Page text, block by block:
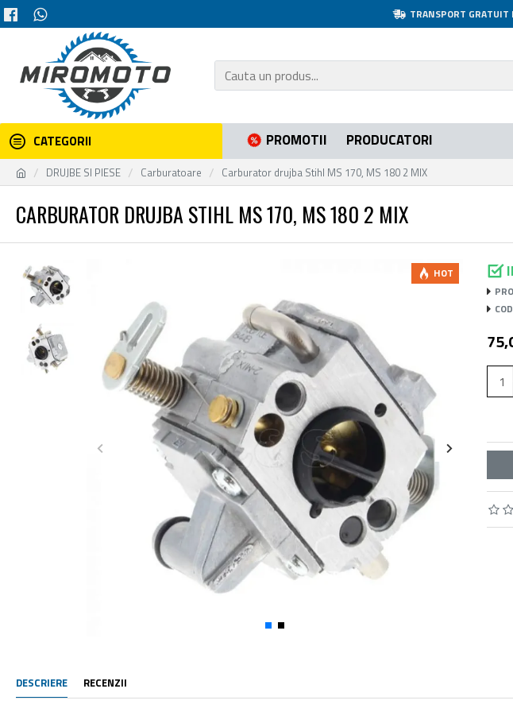
TRANSPORT
CATEGORII PROMOTII PRODUCATORI
DRUJBE SI PIESE Carburatoare Carburator drujba Stihl MS 170, MS 180 2 MIX
CARBURATOR DRUJBA STIHL MS 170, MS 180 2 MIX
HOT
DESCRIERE RECENZII